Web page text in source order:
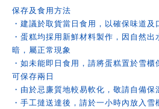
保存及食用方法
・建議於取貨當日食用，以確保味道
・蛋糕均採用新鮮材料製作，因自然
暗，屬正常現象
・如未能即日食用，請將蛋糕置於雪
可保存兩日
・由於忌廉質地較易軟化，敬請自備
・手工撻送達後，請於一小時內放入